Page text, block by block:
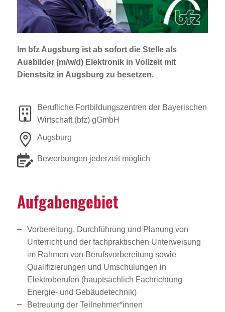
Jobportal
Presse und Medien
bbw e. V.
News Archiv
Im bfz Augsburg ist ab sofort die Stelle als
Ausbilder (m/w/d) Elektronik in Vollzeit mit
Dienstsitz in Augsburg zu besetzen.
Berufliche Fortbildungszentren der Bayerischen
Wirtschaft (bfz) gGmbH
Augsburg
Bewerbungen jederzeit möglich
Aufga­ben­ge­biet
Vorbereitung, Durchführung und Planung von
Unterricht und der fachpraktischen Unterweisung
im Rahmen von Berufsvorbereitung sowie
Qualifizierungen und Umschulungen in
Elektroberufen (hauptsächlich Fachrichtung
Energie- und Gebäudetechnik)
Betreuung der Teilnehmer*innen